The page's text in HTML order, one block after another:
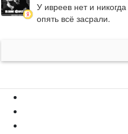
У ивреев нет и
опять всё засрали.